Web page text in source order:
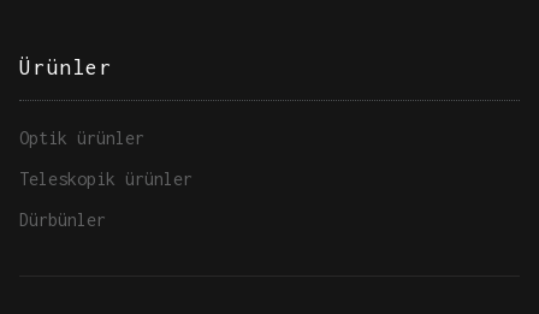
Ürünler
Optik ürünler
Teleskopik ürünler
Dürbünler